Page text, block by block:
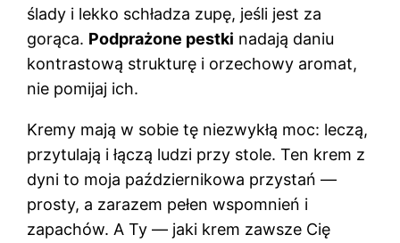
ślady i lekko schładza zupę, jeśli jest za
gorąca. Podprażone pestki nadają daniu
kontrastową strukturę i orzechowy aromat,
nie pomijaj ich.
Kremy mają w sobie tę niezwykłą moc: leczą,
przytulają i łączą ludzi przy stole. Ten krem z
dyni to moja październikowa przystań —
prosty, a zarazem pełen wspomnień i
zapachów. A Ty — jaki krem zawsze Cię